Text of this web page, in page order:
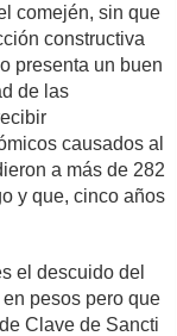
comején, sin que
constructiva
presenta un buen
de las
causados al
a más de 282
y que, cinco años
el descuido del
pesos pero que
Clave de Sancti